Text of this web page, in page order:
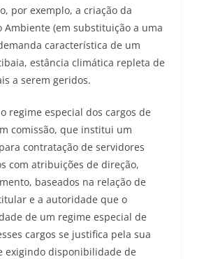
por exemplo, a criação da
Ambiente (em substituição a uma
característica de um
estância climática repleta de
a serem geridos.
regime especial dos cargos de
comissão, que institui um
contratação de servidores
com atribuições de direção,
baseados na relação de
e a autoridade que o
de um regime especial de
cargos se justifica pela sua
exigindo disponibilidade de